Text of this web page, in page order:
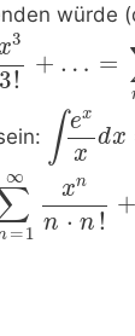
würde
3
3!
+ … =
∫ ex
x
dx
∞
=1
xn
n ⋅ n !
+